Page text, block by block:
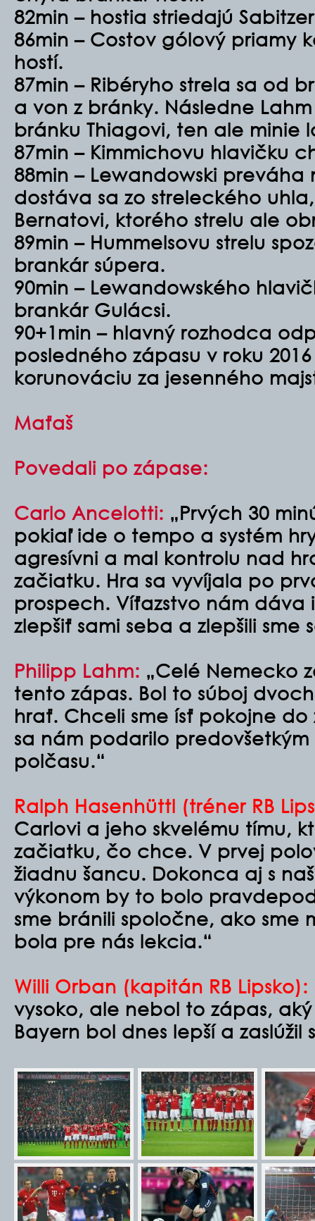
82min – hostia striedajú
86min – Costov gólový priamy
hostí.
87min – Ribéryho strela sa od
a von z bránky. Následne
bránku Thiagovi, ten ale minie
87min – Kimmichovu hlavičku
88min – Lewandowski
dostáva sa zo streleckého
Bernatovi, ktorého strelu ale
89min – Hummelsovu strelu
brankár súpera.
90min – Lewandowského
brankár Gulácsi.
90+1min – hlavný rozhodca
posledného zápasu v roku
korunováciu za jesenného
Maťaš
Povedali po zápase:
Carlo Ancelotti: „Prvých 30
pokiaľ ide o tempo a systém
agresívni a mal kontrolu nad
začiatku. Hra sa vyvíjala po
prospech. Víťazstvo nám dáva
zlepšiť sami seba a zlepšili sme
Philipp Lahm: „Celé Nemecko
tento zápas. Bol to súboj
hrať. Chceli sme ísť pokojne
sa nám podarilo
polčasu.“
Ralph Hasenhüttl (tréner RB
Carlovi a jeho skvelému tímu,
začiatku, čo chce. V prvej
žiadnu šancu. Dokonca aj s
výkonom by to bolo
sme bránili spoločne, ako sme
bola pre nás lekcia.“
Willi Orban (kapitán RB Lipsko):
vysoko, ale nebol to zápas,
Bayern bol dnes lepší a zaslúžil